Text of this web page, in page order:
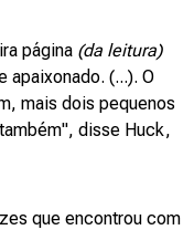
página (da leitura)
apaixonado. (...). O
mais dois pequenos
disse Huck,
que encontrou com